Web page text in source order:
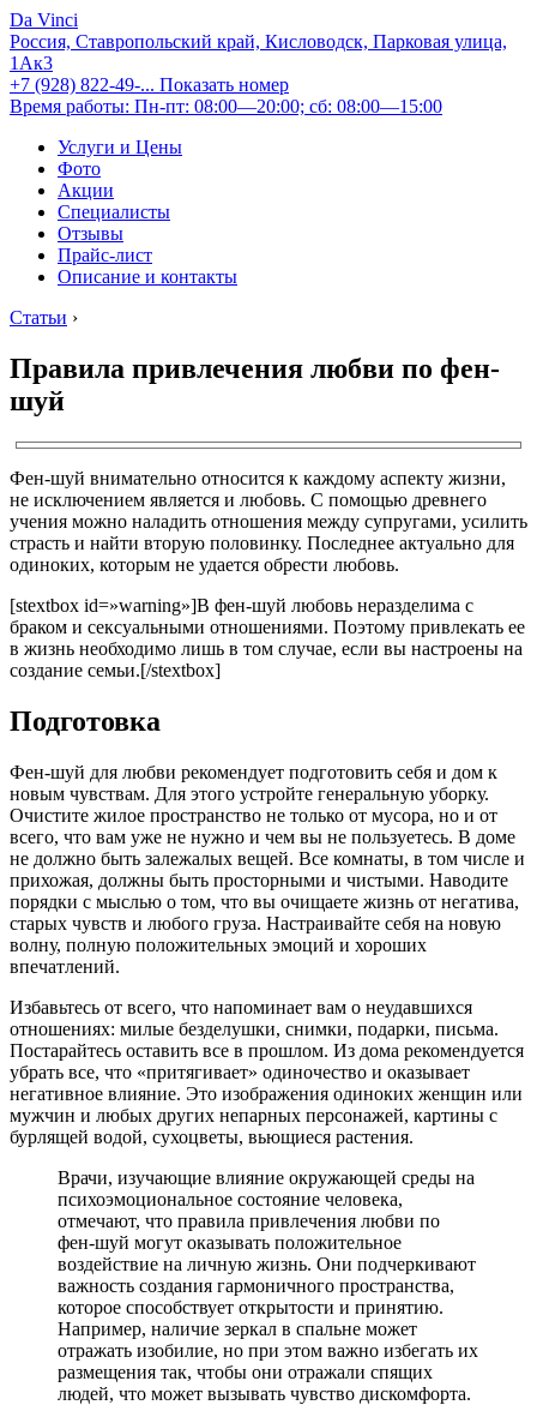
Da Vinci
Россия, Ставропольский край, Кисловодск, Парковая улица,
1Ак3
+7 (928) 822-49-... Показать номер
Время работы: Пн-пт: 08:00—20:00; сб: 08:00—15:00
Услуги и Цены
Фото
Акции
Специалисты
Отзывы
Прайс-лист
Описание и контакты
Статьи ›
Правила привлечения любви по фен-
шуй
Фен-шуй внимательно относится к каждому аспекту жизни,
не исключением является и любовь. С помощью древнего
учения можно наладить отношения между супругами, усилить
страсть и найти вторую половинку. Последнее актуально для
одиноких, которым не удается обрести любовь.
[stextbox id=»warning»]В фен-шуй любовь неразделима с
браком и сексуальными отношениями. Поэтому привлекать ее
в жизнь необходимо лишь в том случае, если вы настроены на
создание семьи.[/stextbox]
Подготовка
Фен-шуй для любви рекомендует подготовить себя и дом к
новым чувствам. Для этого устройте генеральную уборку.
Очистите жилое пространство не только от мусора, но и от
всего, что вам уже не нужно и чем вы не пользуетесь. В доме
не должно быть залежалых вещей. Все комнаты, в том числе и
прихожая, должны быть просторными и чистыми. Наводите
порядки с мыслью о том, что вы очищаете жизнь от негатива,
старых чувств и любого груза. Настраивайте себя на новую
волну, полную положительных эмоций и хороших
впечатлений.
Избавьтесь от всего, что напоминает вам о неудавшихся
отношениях: милые безделушки, снимки, подарки, письма.
Постарайтесь оставить все в прошлом. Из дома рекомендуется
убрать все, что «притягивает» одиночество и оказывает
негативное влияние. Это изображения одиноких женщин или
мужчин и любых других непарных персонажей, картины с
бурлящей водой, сухоцветы, вьющиеся растения.
Врачи, изучающие влияние окружающей среды на
психоэмоциональное состояние человека,
отмечают, что правила привлечения любви по
фен-шуй могут оказывать положительное
воздействие на личную жизнь. Они подчеркивают
важность создания гармоничного пространства,
которое способствует открытости и принятию.
Например, наличие зеркал в спальне может
отражать изобилие, но при этом важно избегать их
размещения так, чтобы они отражали спящих
людей, что может вызывать чувство дискомфорта.